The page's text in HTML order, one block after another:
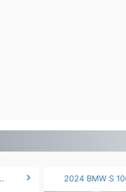
V85 TT. chevron_right 2024 BMW S